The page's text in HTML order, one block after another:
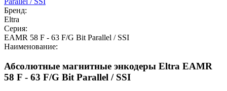
Бренд:
Eltra
Серия:
EAMR 58 F - 63 F/G Bit Parallel / SSI
Наименование:
Абсолютные магнитные энкодеры Eltra EAMR
58 F - 63 F/G Bit Parallel / SSI